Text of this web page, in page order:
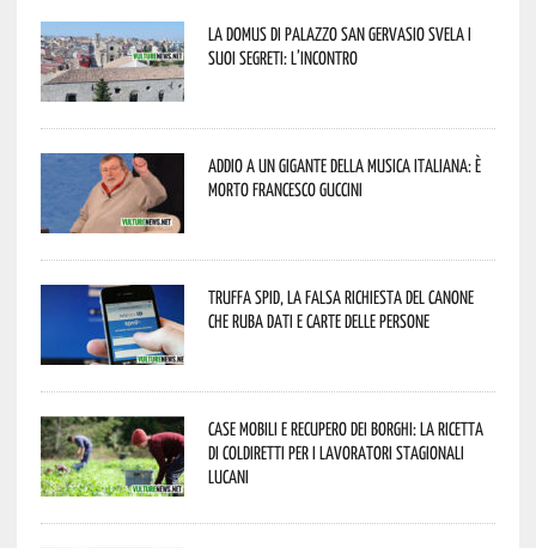
La Domus di Palazzo San Gervasio svela i
suoi segreti: l’incontro
Addio a un gigante della musica italiana: è
morto Francesco Guccini
Truffa Spid, la falsa richiesta del canone
che ruba dati e carte delle persone
Case mobili e recupero dei borghi: la ricetta
di Coldiretti per i lavoratori stagionali
lucani